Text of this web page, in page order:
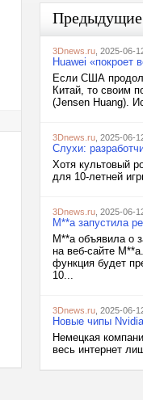
Предыдущие
3Dnews.ru , 2025-06-
Huawei «покроет
Если США
Китай, то своим
(Jensen Huang).
3Dnews.ru , 2025-06-
Слухи:
Хотя культовый
для 10-летней
3Dnews.ru , 2025-06-
M**a запустила
M**a объявила о
на веб-сайте
функция будет
10...
3Dnews.ru , 2025-06-
Новые чипы
Немецкая
весь интернет